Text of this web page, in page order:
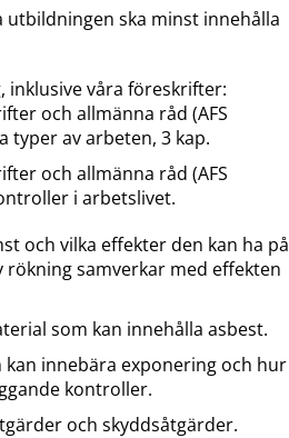
utbildningen ska minst innehålla
inklusive våra föreskrifter:
och allmänna råd (AFS
typer av arbeten, 3 kap.
och allmänna råd (AFS
i arbetslivet.
och vilka effekter den kan ha på
samverkar med effekten
som kan innehålla asbest.
innebära exponering och hur
kontroller.
och skyddsåtgärder.